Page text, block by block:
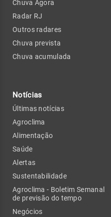
Chuva Agora
Radar RJ
Outros radares
Chuva prevista
Chuva acumulada
Notícias
Últimas notícias
Agroclima
Alimentação
Saúde
Alertas
Sustentabilidade
Agroclima - Boletim Semanal
de previsão do tempo
Negócios